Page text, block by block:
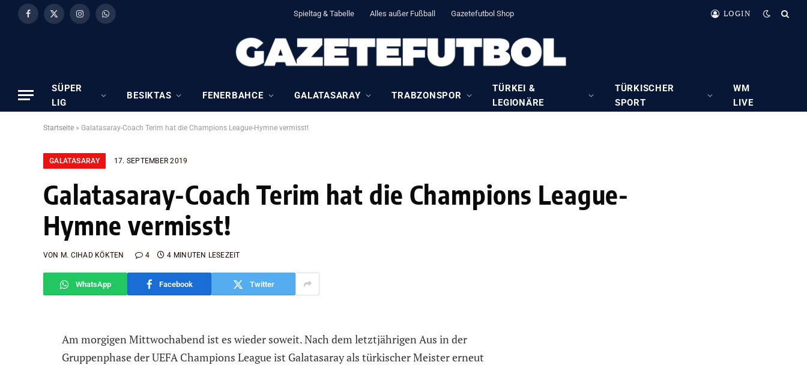
Facebook
X
InstagramWhatsApp Spieltag & Tabelle Alles außer Fußball Gazetefutbol Shop LOGIN
SÜPER
LIG
BESIKTAS FENERBAHCE GALATASARAY TRABZONSPOR
TÜRKEI &
LEGIONÄRE
TÜRKISCHER
SPORT
WM
LIVE
Startseite » Galatasaray-Coach Terim hat die Champions League-Hymne vermisst!
GALATASARAY 17. SEPTEMBER 2019
Galatasaray-Coach Terim hat die Champions League-
Hymne vermisst!
VON M. CIHAD KÖKTEN 4 4 MINUTEN LESEZEIT
WhatsApp Facebook Twitter
Am morgigen Mittwochabend ist es wieder soweit. Nach dem letztjährigen Aus in der
Gruppenphase der UEFA Champions League ist Galatasaray als türkischer Meister erneut